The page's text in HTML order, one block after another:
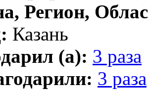
Регион,
Казань
(а): 3 раза
3 раза